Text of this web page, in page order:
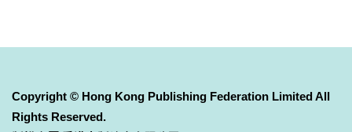
Copyright © Hong Kong Publishing Federation Limited All
Rights Reserved.